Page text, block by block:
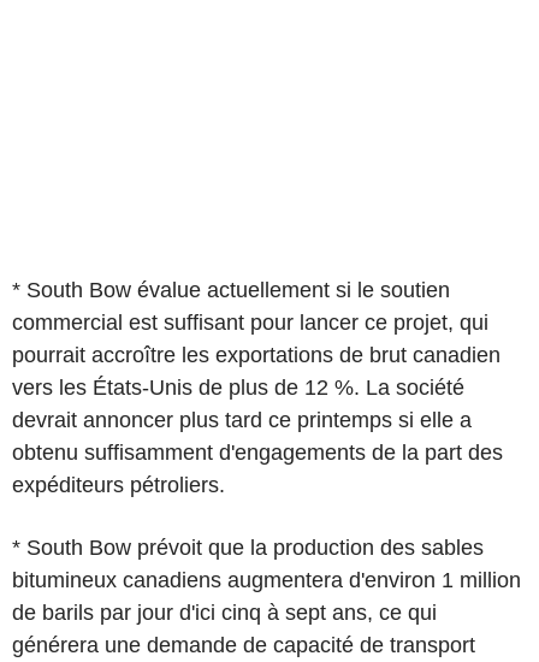
* South Bow évalue actuellement si le soutien
commercial est suffisant pour lancer ce projet, qui
pourrait accroître les exportations de brut canadien
vers les États-Unis de plus de 12 %. La société
devrait annoncer plus tard ce printemps si elle a
obtenu suffisamment d'engagements de la part des
expéditeurs pétroliers.
* South Bow prévoit que la production des sables
bitumineux canadiens augmentera d'environ 1 million
de barils par jour d'ici cinq à sept ans, ce qui
générera une demande de capacité de transport